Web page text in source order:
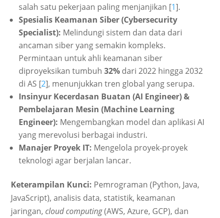
salah satu pekerjaan paling menjanjikan [1].
Spesialis Keamanan Siber (Cybersecurity
Specialist): Melindungi sistem dan data dari
ancaman siber yang semakin kompleks.
Permintaan untuk ahli keamanan siber
diproyeksikan tumbuh32% dari 2022 hingga 2032
di AS [2], menunjukkan tren global yang serupa.
Insinyur Kecerdasan Buatan (AI Engineer) &
Pembelajaran Mesin (Machine Learning
Engineer): Mengembangkan model dan aplikasi AI
yang merevolusi berbagai industri.
Manajer Proyek IT: Mengelola proyek-proyek
teknologi agar berjalan lancar.
Keterampilan Kunci: Pemrograman (Python, Java,
JavaScript), analisis data, statistik, keamanan
jaringan,cloud computing(AWS, Azure, GCP), dan